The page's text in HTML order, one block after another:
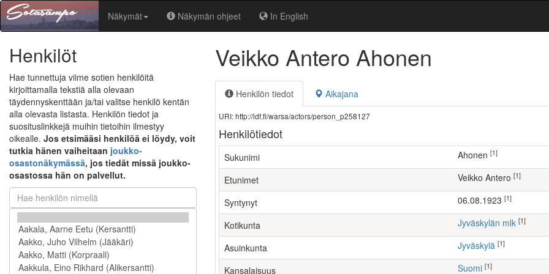
Näkymät Näkymän ohjeet In English
Henkilöt
Hae tunnettuja viime sotien henkilöitä
kirjoittamalla tekstiä alla olevaan
täydennyskenttään ja/tai valitse henkilö kentän
alla olevasta listasta. Henkilön tiedot ja
suosituslinkkejä muihin tietoihin ilmestyy
oikealle. Jos etsimääsi henkilöä ei löydy, voit
tutkia hänen vaiheitaan joukko-
osastonäkymässä, jos tiedät missä joukko-
osastossa hän on palvellut.
Veikko Antero Ahonen
Henkilön tiedot Aikajana
URI: http://ldf.fi/warsa/actors/person_p258127
Henkilötiedot
Sukunimi Ahonen [1]
Etunimet Veikko Antero [1]
Syntynyt 06.08.1923 [1]
Kotikunta Jyväskylän mlk [1]
Asuinkunta Jyväskylä [1]
Kansalaisuus Suomi [1]